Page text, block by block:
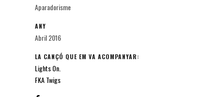
Aparadorisme
ANY
Abril 2016
LA CANÇÓ QUE EM VA ACOMPANYAR:
Lights On.
FKA Twigs